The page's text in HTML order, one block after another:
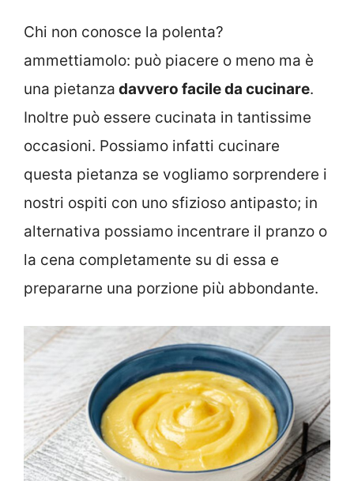
Chi non conosce la polenta?
ammettiamolo: può piacere o meno ma è
una pietanza davvero facile da cucinare.
Inoltre può essere cucinata in tantissime
occasioni. Possiamo infatti cucinare
questa pietanza se vogliamo sorprendere i
nostri ospiti con uno sfizioso antipasto; in
alternativa possiamo incentrare il pranzo o
la cena completamente su di essa e
prepararne una porzione più abbondante.